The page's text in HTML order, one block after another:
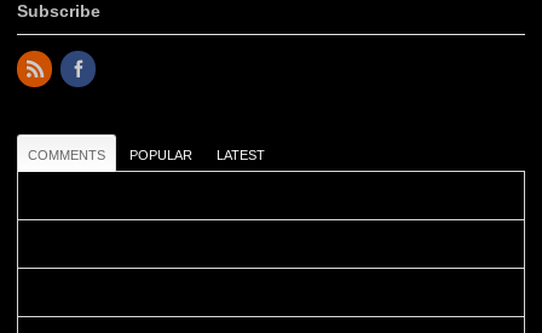
Subscribe
COMMENTS POPULAR LATEST